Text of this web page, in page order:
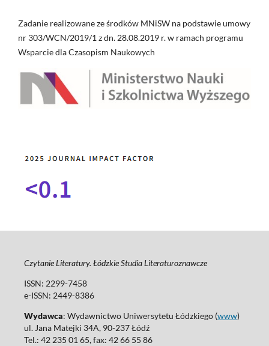
Zadanie realizowane ze środków MNiSW na podstawie umowy
nr 303/WCN/2019/1 z dn. 28.08.2019 r. w ramach programu
Wsparcie dla Czasopism Naukowych
Czytanie Literatury. Łódzkie Studia Literaturoznawcze
ISSN: 2299-7458
e-ISSN: 2449-8386
Wydawca: Wydawnictwo Uniwersytetu Łódzkiego (www)
ul. Jana Matejki 34A, 90-237 Łódź
Tel.: 42 235 01 65, fax: 42 66 55 86